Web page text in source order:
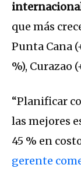
que más
Punta Cana
%), Curazao
“Planificar
las mejores
45 % en
gerente